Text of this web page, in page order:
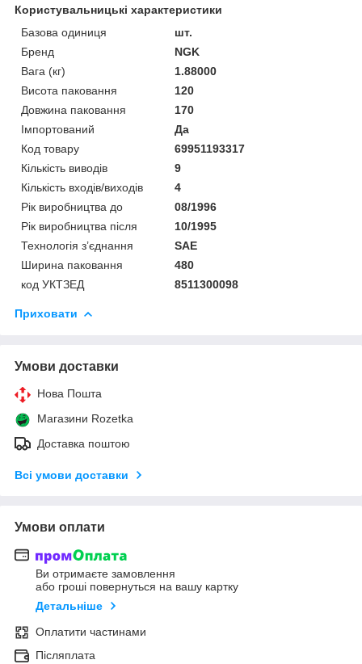
Користувальницькі характеристики
Базова одиниця
шт.
Бренд
NGK
Вага (кг)
1.88000
Висота паковання
120
Довжина паковання
170
Імпортований
Да
Код товару
69951193317
Кількість виводів
9
Кількість входів/виходів
4
Рік виробництва до
08/1996
Рік виробництва після
10/1995
Технологія з’єднання
SAE
Ширина паковання
480
код УКТЗЕД
8511300098
Приховати
Умови доставки
Нова Пошта
Магазини Rozetka
Доставка поштою
Всі умови доставки
Умови оплати
Ви отримаєте замовлення
або гроші повернуться на вашу картку
Детальніше
Оплатити частинами
Післяплата